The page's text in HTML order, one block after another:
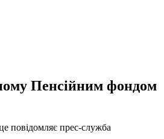
Пенсійним фондом
повідомляє прес-служба